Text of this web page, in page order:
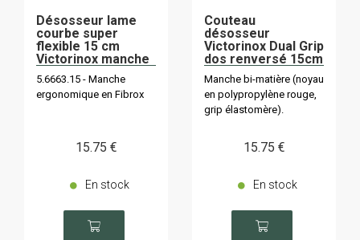
Désosseur lame
courbe super
flexible 15 cm
Victorinox manche
noir
5.6663.15 - Manche
ergonomique en Fibrox
15.75 €
En stock
Couteau
désosseur
Victorinox Dual Grip
dos renversé 15cm
5.6663.12D
Superflex
Manche bi-matière (noyau
en polypropylène rouge,
grip élastomère).
15.75 €
En stock